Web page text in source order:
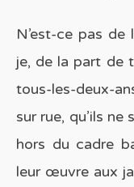
N’est-ce pas de
je, de la part de
tous-les-deux-
sur rue, qu’ils ne
hors du cadre
leur œuvre aux